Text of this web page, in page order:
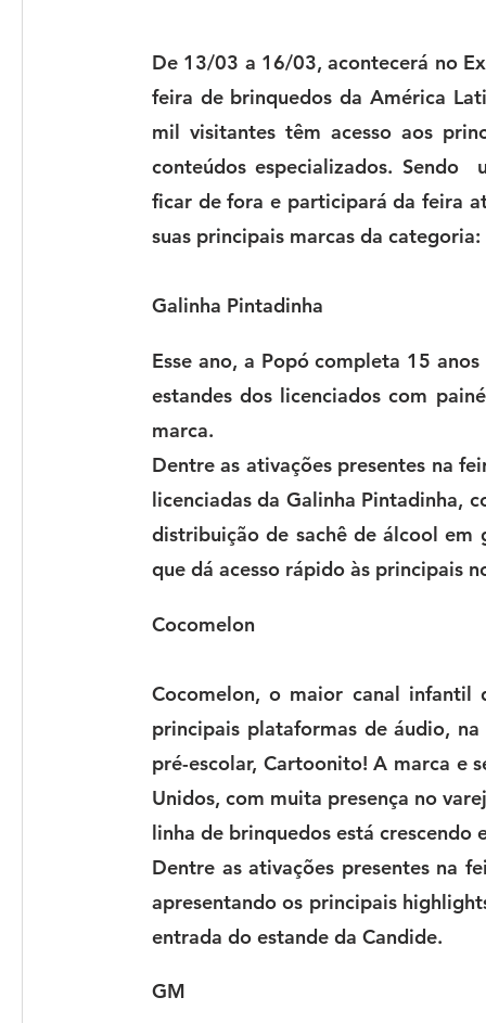
De 13/03 a 16/03, acontecerá no
feira de brinquedos da América
mil visitantes têm acesso aos
conteúdos especializados. Sendo
ficar de fora e participará da feira
suas principais marcas da
Galinha Pintadinha
Esse ano, a Popó completa 15
estandes dos licenciados com
marca.
Dentre as ativações presentes na
licenciadas da Galinha Pintadinha,
distribuição de sachê de álcool em
que dá acesso rápido às principais
Cocomelon
Cocomelon, o maior canal infantil
principais plataformas de áudio,
pré-escolar, Cartoonito! A marca e
Unidos, com muita presença no
linha de brinquedos está crescendo
Dentre as ativações presentes na
apresentando os principais
entrada do estande da Candide.
GM